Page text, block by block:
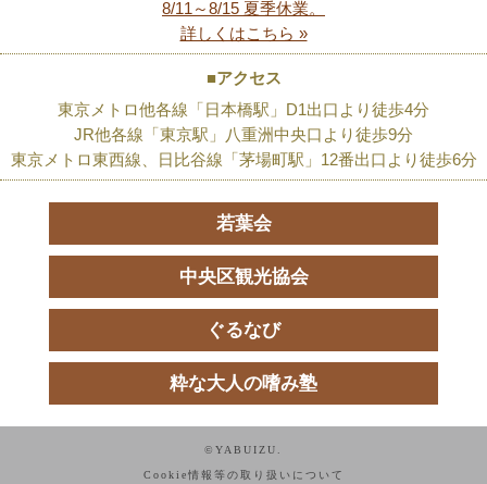
8/11～8/15 夏季休業。
詳しくはこちら »
■アクセス
東京メトロ他各線「日本橋駅」D1出口より徒歩4分
JR他各線「東京駅」八重洲中央口より徒歩9分
東京メトロ東西線、日比谷線「茅場町駅」12番出口より徒歩6分
若葉会
中央区観光協会
ぐるなび
粋な大人の嗜み塾
©YABUIZU.
Cookie情報等の取り扱いについて